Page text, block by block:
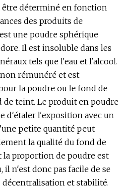
être déterminé en fonction
des produits de
une poudre sphérique
Il est insoluble dans les
tels que l'eau et l'alcool.
rémunéré et est
la poudre ou le fond de
de teint. Le produit en poudre
d'étaler l'exposition avec un
petite quantité peut
la qualité du fond de
la proportion de poudre est
il n'est donc pas facile de se
décentralisation et stabilité.